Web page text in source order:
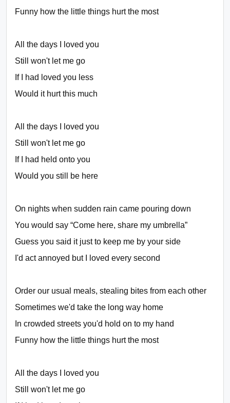
Funny how the little things hurt the most
All the days I loved you
Still won't let me go
If I had loved you less
Would it hurt this much
All the days I loved you
Still won't let me go
If I had held onto you
Would you still be here
On nights when sudden rain came pouring down
You would say “Come here, share my umbrella”
Guess you said it just to keep me by your side
I'd act annoyed but I loved every second
Order our usual meals, stealing bites from each other
Sometimes we'd take the long way home
In crowded streets you'd hold on to my hand
Funny how the little things hurt the most
All the days I loved you
Still won't let me go